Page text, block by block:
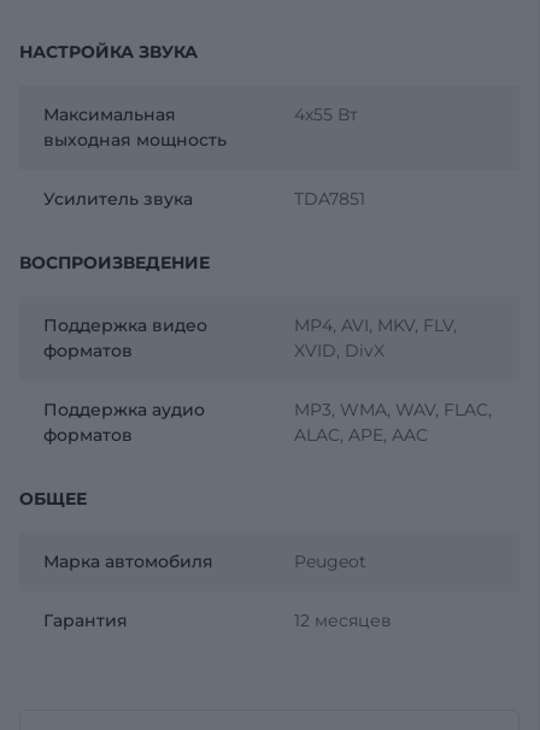
НАСТРОЙКА ЗВУКА
Максимальная
выходная мощность
4х55 Вт
Усилитель звука TDA7851
ВОСПРОИЗВЕДЕНИЕ
Поддержка видео
форматов
MP4, AVI, MKV, FLV,
XVID, DivX
Поддержка аудио
форматов
MP3, WMA, WAV, FLAC,
ALAC, APE, AAC
ОБЩЕЕ
Марка автомобиля Peugeot
Гарантия 12 месяцев